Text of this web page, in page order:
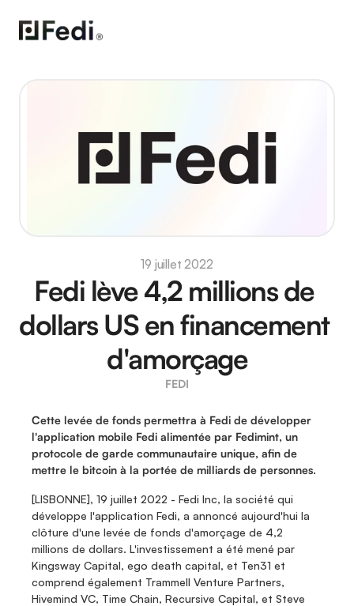
19 juillet 2022
Fedi lève 4,2 millions de
dollars US en financement
d'amorçage
FEDI
Cette levée de fonds permettra à Fedi de développer
l'application mobile Fedi alimentée par Fedimint, un
protocole de garde communautaire unique, afin de
mettre le bitcoin à la portée de milliards de personnes.
[LISBONNE], 19 juillet 2022 - Fedi Inc, la société qui
développe l'application Fedi, a annoncé aujourd'hui la
clôture d'une levée de fonds d'amorçage de 4,2
millions de dollars. L'investissement a été mené par
Kingsway Capital, ego death capital, et Ten31 et
comprend également Trammell Venture Partners,
Hivemind VC, Time Chain, Recursive Capital, et Steve